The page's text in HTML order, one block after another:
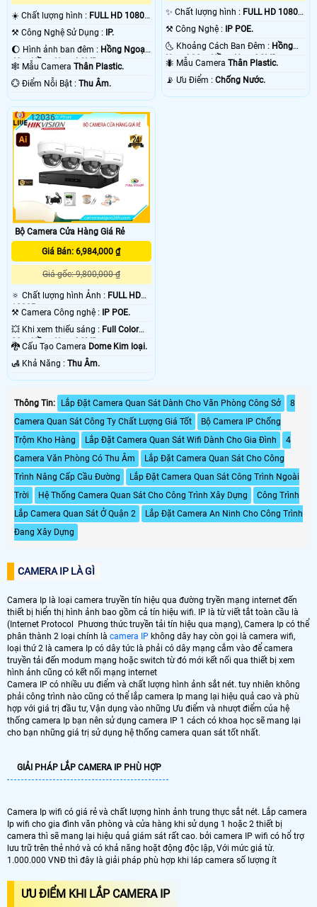
☀️ Chất lượng hình : FULL HD 1080P
⚒ Công Nghệ Sử Dụng : IP.
🌔 Hình ảnh ban đêm : Hồng Ngoại
40m Hồng Ngoại SMD.
🕸️ Mẫu Camera Thân Plastic.
️💮 Điểm Nỗi Bật : Thu Âm.
✨ Chất lượng hình : FULL HD 1080P
.
⚒ Công Nghệ :
IP POE.
🌜 Khoảng Cách Ban Đêm : Hồng
Ngoại 30m Hồng Ngoại SMD.
🐜 Mẫu CameraThân Plastic.
️📡 Ưu Điểm :Chống Nước.
Bộ Camera Cửa Hàng Giá Rẻ
Giá Bán: 6,984,000 ₫
Giá gốc: 9,800,000 ₫
🔅 Chất lượng hình Ảnh : FULL HD
1080P .
⚒ Camera Công nghệ : IP POE.
💥 Khi xem thiếu sáng : Full Color
20m Hồng Ngoại SMD.
🐉️ Cấu Tạo Camera Dome Kim loại.
️🛃 Khả Năng : Thu Âm.
12036
Thông Tin: Lắp Đặt Camera Quan Sát Dành Cho Văn Phòng Công Sở
8
Camera Quan Sát Công Ty Chất Lượng Giá Tốt
Bộ Camera IP Chống
Trộm Kho Hàng
Lắp Đặt Camera Quan Sát Wifi Dành Cho Gia Đình
4
Camera Văn Phòng Có Thu Âm
Lắp Đặt Camera Quan Sát Cho Công
Trình Nâng Cấp Cầu Đường
Lắp Đặt Camera Quan Sát Công Trình Ngoài
Trời
Hệ Thống Camera Quan Sát Cho Công Trình Xây Dựng
Công Trình
Lắp Camera Quan Sát Ở Quận 2
Lắp Đặt Camera An Ninh Cho Công Trình
Đang Xây Dựng
CAMERA IP LÀ GÌ
Camera Ip là loại camera truyền tín hiệu qua đường tryền mạng internet đến
thiết bị hiển thị hình ảnh bao gồm cả tín hiệu wifi. IP là từ viết tắt toàn cầu là
(Internet Protocol Phương thức truyền tải tín hiệu qua mạng), Camera Ip có thể
phân thành 2 loại chính là camera IP không dây hay còn gọi là camera wifi,
loại thứ 2 là camera Ip có dây tức là phải có dây mạng cắm vào để camera
truyền tải đến modum mạng hoặc switch từ đó mới kết nối qua thiết bị xem
hình ảnh cũng có kết nối mạng internet
Camera IP có nhiều ưu điểm và chất lượng hình ảnh sắt nét. tuy nhiên không
phải công trình nào cũng có thể lắp camera Ip mang lại hiệu quả cao và phù
hợp với giá trị đầu tư, Vận dụng vào những Ưu điểm và nhượt điểm của hệ
thống camera Ip bạn nên sử dụng camera IP 1 cách có khoa học sẽ mang lại
cho bạn những giá trị sử dụng hệ thống camera quan sát tốt nhất.
GIẢI PHÁP LẮP CAMERA IP PHÙ HỢP
Camera Ip wifi có giá rẻ và chất lượng hình ảnh trung thực sắt nét. Lắp camera
Ip wifi cho gia đình văn phòng và cửa hàng khi sử dụng 1 hoặc 2 thiết bị
camera thì sẽ mang lại hiệu quả giám sát rất cao. bởi camera IP wifi có hổ trợ
lưu trữ trên thẻ nhớ và có khả năng hoặt động độc lập, Với mức giá từ.
1.000.000 VNĐ thì đây là giải pháp phù hợp khi láp camera số lượng ít
ƯU ĐIỂM KHI LẮP CAMERA IP